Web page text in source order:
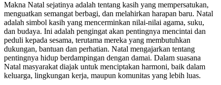
Makna Natal sejatinya adalah tentang kasih yang mempersatukan,
menguatkan semangat berbagi, dan melahirkan harapan baru. Natal
adalah simbol kasih yang mencerminkan nilai-nilai agama, suku,
dan budaya. Ini adalah pengingat akan pentingnya mencintai dan
peduli kepada sesama, terutama mereka yang membutuhkan
dukungan, bantuan dan perhatian. Natal mengajarkan tentang
pentingnya hidup berdampingan dengan damai. Dalam suasana
Natal masyarakat diajak untuk menciptakan harmoni, baik dalam
keluarga, lingkungan kerja, maupun komunitas yang lebih luas.